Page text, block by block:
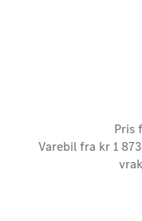
Pris
Varebil fra kr 1